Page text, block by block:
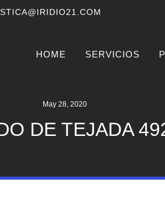
HOME SERVICIOS
May 28, 2020
DE TEJADA